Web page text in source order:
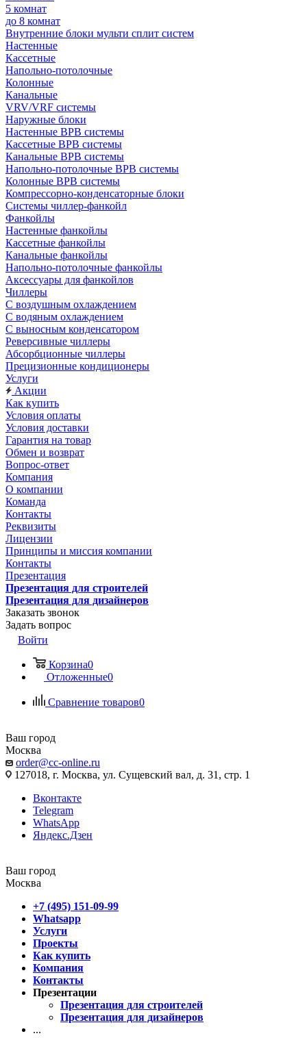
5 комнат
до 8 комнат
Внутренние блоки мульти сплит систем
Настенные
Кассетные
Напольно-потолочные
Колонные
Канальные
VRV/VRF системы
Наружные блоки
Настенные ВРВ системы
Кассетные ВРВ системы
Канальные ВРВ системы
Напольно-потолочные ВРВ системы
Колонные ВРВ системы
Компрессорно-конденсаторные блоки
Системы чиллер-фанкойл
Фанкойлы
Настенные фанкойлы
Кассетные фанкойлы
Канальные фанкойлы
Напольно-потолочные фанкойлы
Аксессуары для фанкойлов
Чиллеры
С воздушным охлаждением
С водяным охлаждением
С выносным конденсатором
Реверсивные чиллеры
Абсорбционные чиллеры
Прецизионные кондиционеры
Услуги
Акции
Как купить
Условия оплаты
Условия доставки
Гарантия на товар
Обмен и возврат
Вопрос-ответ
Компания
О компании
Команда
Контакты
Реквизиты
Лицензии
Принципы и миссия компании
Контакты
Презентация
Презентация для строителей
Презентация для дизайнеров
Заказать звонок
Задать вопрос
Войти
Корзина0
Отложенные0
Сравнение товаров0
Ваш город
Москва
order@cc-online.ru
127018, г. Москва, ул. Сущевский вал, д. 31, стр. 1
Вконтакте
Telegram
WhatsApp
Яндекс.Дзен
Ваш город
Москва
+7 (495) 151-09-99
Whatsapp
Услуги
Проекты
Как купить
Компания
Контакты
Презентации
Презентация для строителей
Презентация для дизайнеров
...